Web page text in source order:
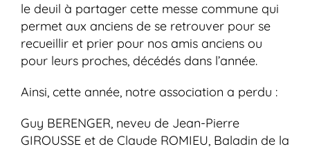
le deuil à partager cette messe commune qui
permet aux anciens de se retrouver pour se
recueillir et prier pour nos amis anciens ou
pour leurs proches, décédés dans l’année.
Ainsi, cette année, notre association a perdu :
Guy BERENGER, neveu de Jean-Pierre
GIROUSSE et de Claude ROMIEU, Baladin de la